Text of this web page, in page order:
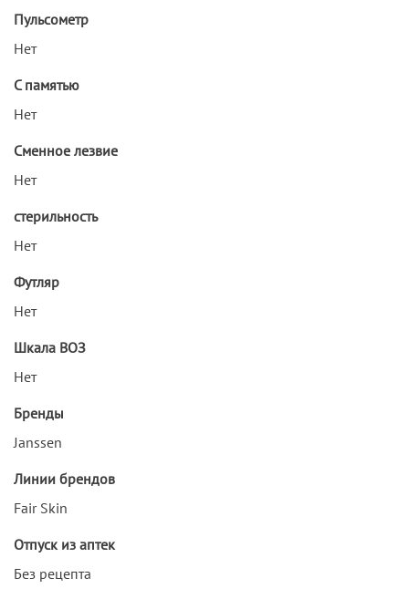
Пульсометр
Нет
С памятью
Нет
Сменное лезвие
Нет
стерильность
Нет
Футляр
Нет
Шкала ВОЗ
Нет
Бренды
Janssen
Линии брендов
Fair Skin
Отпуск из аптек
Без рецепта